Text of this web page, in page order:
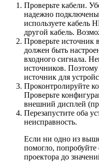
Проверьте кабели.
надежно
используете кабель
другой кабель.
Проверьте источник
должен быть
входного сигнала.
источников.
источник для
Проконтролируйте
Проверьте
внешний дисплей
Перезапустите оба
неисправность.
Если ни одно из
помогло, попробуйте
проектора до